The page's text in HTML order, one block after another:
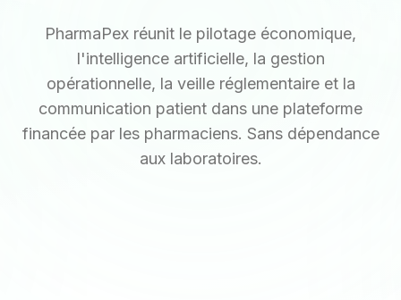
PharmaPex réunit le pilotage économique,
l'intelligence artificielle, la gestion
opérationnelle, la veille réglementaire et la
communication patient dans une plateforme
financée par les pharmaciens. Sans dépendance
aux laboratoires.